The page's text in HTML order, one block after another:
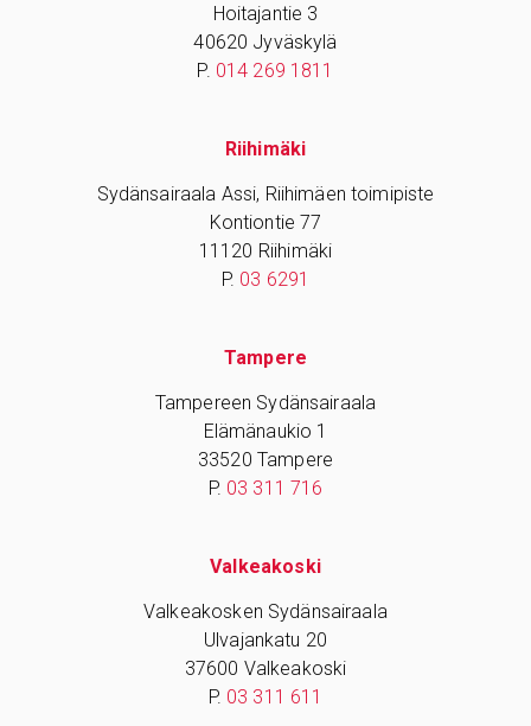
Hoitajantie 3
40620 Jyväskylä
P. 014 269 1811
Riihimäki
Sydänsairaala Assi, Riihimäen toimipiste
Kontiontie 77
11120 Riihimäki
P. 03 6291
Tampere
Tampereen Sydänsairaala
Elämänaukio 1
33520 Tampere
P. 03 311 716
Valkeakoski
Valkeakosken Sydänsairaala
Ulvajankatu 20
37600 Valkeakoski
P. 03 311 611